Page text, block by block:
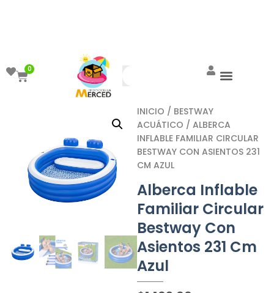
0
INICIO / BESTWAY
ACUÁTICO / ALBERCA
INFLABLE FAMILIAR CIRCULAR
BESTWAY CON ASIENTOS 231
CM AZUL
Alberca Inflable
Familiar Circular
Bestway Con
Asientos 231 Cm
Azul